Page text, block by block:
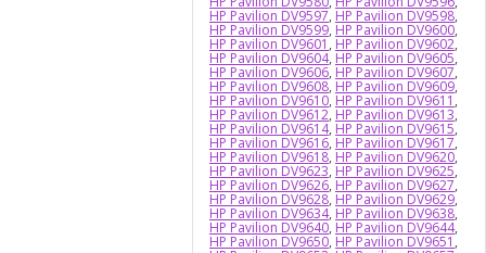
HP Pavilion DV9597, HP Pavilion DV9598,
HP Pavilion DV9599, HP Pavilion DV9600,
HP Pavilion DV9601 , HP Pavilion DV9602,
HP Pavilion DV9604, HP Pavilion DV9605,
HP Pavilion DV9606, HP Pavilion DV9607,
HP Pavilion DV9608, HP Pavilion DV9609,
HP Pavilion DV9610, HP Pavilion DV9611 ,
HP Pavilion DV9612, HP Pavilion DV9613,
HP Pavilion DV9614, HP Pavilion DV9615,
HP Pavilion DV9616, HP Pavilion DV9617,
HP Pavilion DV9618, HP Pavilion DV9620,
HP Pavilion DV9623, HP Pavilion DV9625,
HP Pavilion DV9626, HP Pavilion DV9627,
HP Pavilion DV9628, HP Pavilion DV9629,
HP Pavilion DV9634, HP Pavilion DV9638,
HP Pavilion DV9640, HP Pavilion DV9644,
HP Pavilion DV9650, HP Pavilion DV9651 ,